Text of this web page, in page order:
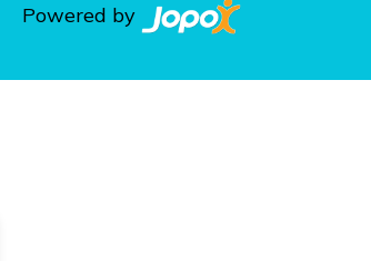
Powered by